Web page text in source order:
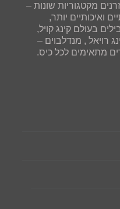
מקטגוריות שונות –
ואיכותיים יותר,
בעולם קינג קויל,
רויאל , מנדלבוים –
מתאימים לכל כיס.